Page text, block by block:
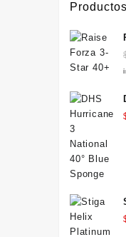
Productos